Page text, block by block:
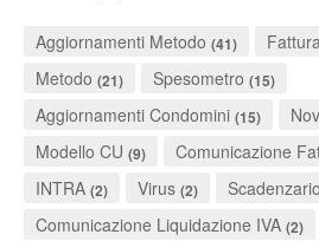
Aggiornamenti Metodo (41)
Metodo (21) Spesometro (15)
Aggiornamenti Condomini (15)
Modello CU (9) Comunicazione
INTRA (2) Virus (2)
Comunicazione Liquidazione IVA (2)